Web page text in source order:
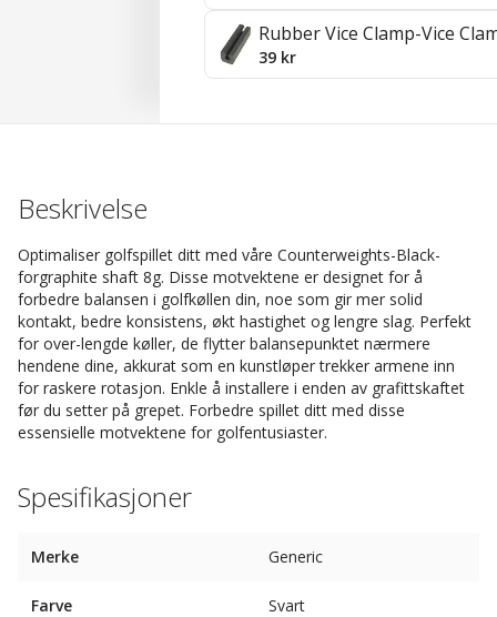
Rubber Vice Clamp-Vice
39 kr
Beskrivelse
Optimaliser golfspillet ditt med våre Counterweights-Black-
forgraphite shaft 8g. Disse motvektene er designet for å
forbedre balansen i golfkøllen din, noe som gir mer solid
kontakt, bedre konsistens, økt hastighet og lengre slag. Perfekt
for over-lengde køller, de flytter balansepunktet nærmere
hendene dine, akkurat som en kunstløper trekker armene inn
for raskere rotasjon. Enkle å installere i enden av grafittskaftet
før du setter på grepet. Forbedre spillet ditt med disse
essensielle motvektene for golfentusiaster.
Spesifikasjoner
Merke Generic
Farve Svart